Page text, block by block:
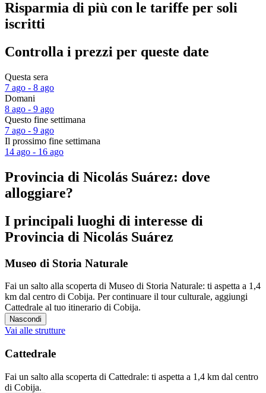
Risparmia di più con le tariffe per soli
iscritti
Controlla i prezzi per queste date
Questa sera
7 ago - 8 ago
Domani
8 ago - 9 ago
Questo fine settimana
7 ago - 9 ago
Il prossimo fine settimana
14 ago - 16 ago
Provincia di Nicolás Suárez: dove
alloggiare?
I principali luoghi di interesse di
Provincia di Nicolás Suárez
Museo di Storia Naturale
Fai un salto alla scoperta di Museo di Storia Naturale: ti aspetta a 1,4
km dal centro di Cobija. Per continuare il tour culturale, aggiungi
Cattedrale al tuo itinerario di Cobija.
Nascondi
Vai alle strutture
Cattedrale
Fai un salto alla scoperta di Cattedrale: ti aspetta a 1,4 km dal centro
di Cobija.